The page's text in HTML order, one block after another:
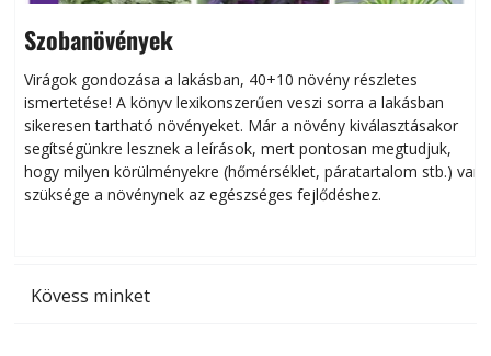
Szobanövények
Virágok gondozása a lakásban, 40+10 növény részletes
ismertetése! A könyv lexikonszerűen veszi sorra a lakásban
sikeresen tart­ha­tó növényeket. Már a növény kiválasztásakor
segítségünkre lesznek a leírások, mert pontosan megtudjuk,
hogy milyen körülményekre (hőmérséklet, páratartalom stb.) van
szüksége a növénynek az egészséges fejlődéshez.
Kövess minket